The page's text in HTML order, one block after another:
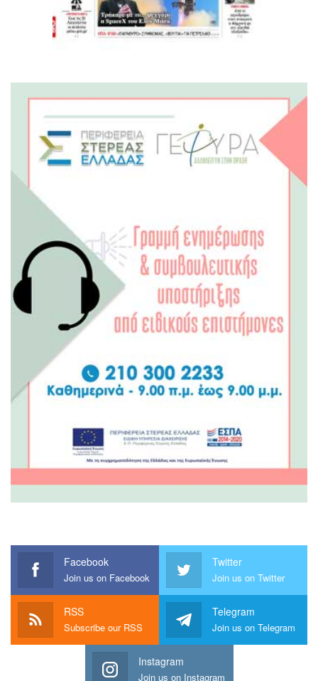
Facebook
Join us on Facebook
Twitter
Join us on Twitter
RSS
Subscribe our RSS
Telegram
Join us on Telegram
Instagram
Join us on Instagram